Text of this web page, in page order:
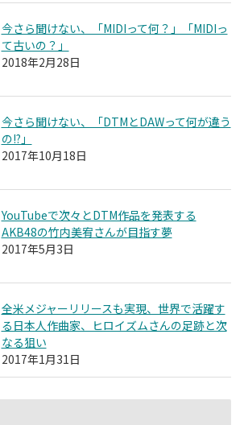
今さら聞けない、「MIDIって何？」「MIDIっ
て古いの？」
2018年2月28日
今さら聞けない、「DTMとDAWって何が違う
の!?」
2017年10月18日
YouTubeで次々とDTM作品を発表する
AKB48の竹内美宥さんが目指す夢
2017年5月3日
全米メジャーリリースも実現、世界で活躍す
る日本人作曲家、ヒロイズムさんの足跡と次
なる狙い
2017年1月31日